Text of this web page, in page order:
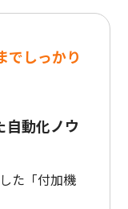
でしっかり
自動化ノウ
た「付加機